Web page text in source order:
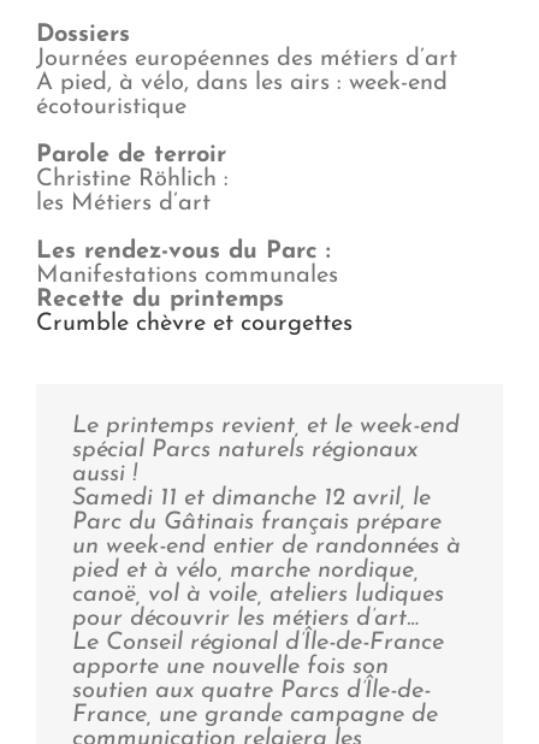
Dossiers
Journées européennes des métiers d’art
A pied, à vélo, dans les airs : week-end
écotouristique
Parole de terroir
Christine Röhlich :
les Métiers d’art
Les rendez-vous du Parc :
Manifestations communales
Recette du printemps
Crumble chèvre et courgettes
Le printemps revient, et le week-end
spécial Parcs naturels régionaux
aussi !
Samedi 11 et dimanche 12 avril, le
Parc du Gâtinais français prépare
un week-end entier de randonnées à
pied et à vélo, marche nordique,
canoë, vol à voile, ateliers ludiques
pour découvrir les métiers d’art…
Le Conseil régional d’Île-de-France
apporte une nouvelle fois son
soutien aux quatre Parcs d’Île-de-
France, une grande campagne de
communication relaiera les